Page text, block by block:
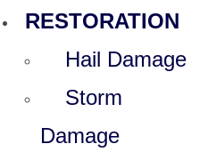
RESTORATION
Hail Damage
Storm
Damage